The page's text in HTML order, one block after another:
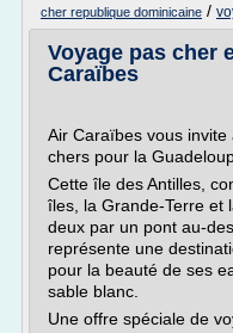
cher republique dominicaine /
Voyage pas cher
Caraïbes
Air Caraïbes vous
chers pour la
Cette île des Antilles,
îles, la Grande-Terre et
deux par un pont au-
représente une
pour la beauté de ses
sable blanc.
Une offre spéciale de